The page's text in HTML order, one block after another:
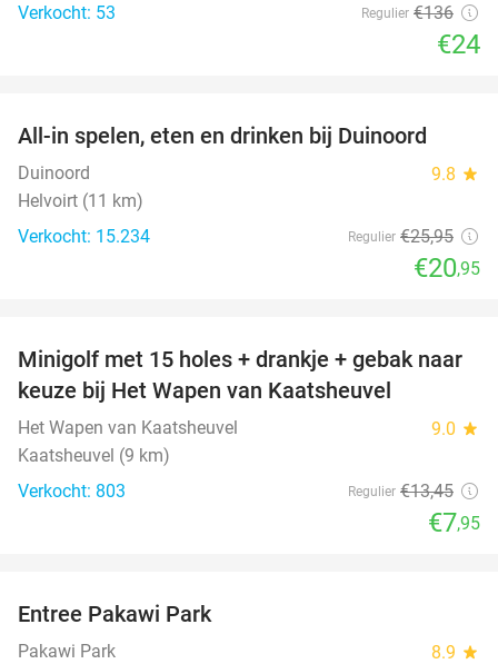
Verkocht: 53
Regulier €136
€24
All-in spelen, eten en drinken bij Duinoord
Duinoord 9.8 star
Helvoirt (11 km)
Verkocht: 15.234
Regulier €25,95
€20,95
41%
Minigolf met 15 holes + drankje + gebak naar
keuze bij Het Wapen van Kaatsheuvel
Het Wapen van Kaatsheuvel 9.0 star
Kaatsheuvel (9 km)
Verkocht: 803
Regulier €13,45
€7,95
Entree Pakawi Park
Pakawi Park 8.9 star